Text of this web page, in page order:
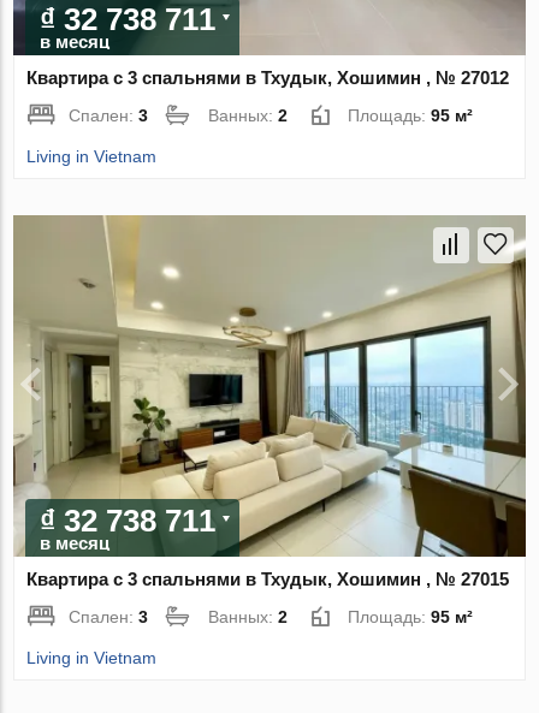
₫ 32 738 711
в месяц
Квартира с 3 спальнями в Тхудык, Хошимин , № 27012
Спален:3 Ванных:2 Площадь:95 м²
Living in Vietnam
₫ 32 738 711
в месяц
Квартира с 3 спальнями в Тхудык, Хошимин , № 27015
Спален:3 Ванных:2 Площадь:95 м²
Living in Vietnam